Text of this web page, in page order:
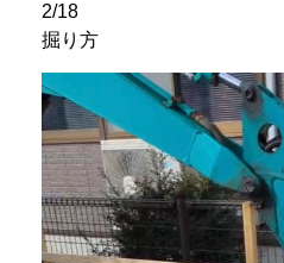
2/18
掘り方